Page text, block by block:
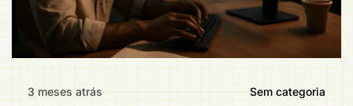
3 meses atrás Sem categoria